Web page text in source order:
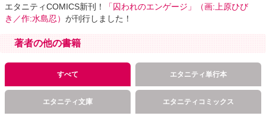
エタニティCOMICS新刊！
「囚われのエンゲージ」（画:上原ひび
き／作:水島忍） が刊行しました！
著者の他の書籍
すべて エタニティ単行本
エタニティ文庫 エタニティコミックス